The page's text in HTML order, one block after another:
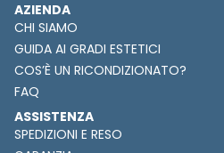
AZIENDA
CHI SIAMO
GUIDA AI GRADI ESTETICI
COS’È UN RICONDIZIONATO?
FAQ
ASSISTENZA
SPEDIZIONI E RESO